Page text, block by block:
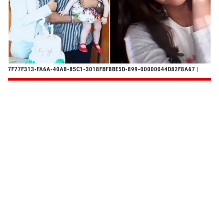
7F77F313-FA6A-40A8-85C1-3018FBF8BE5D-899-00000044D82F8A67 |